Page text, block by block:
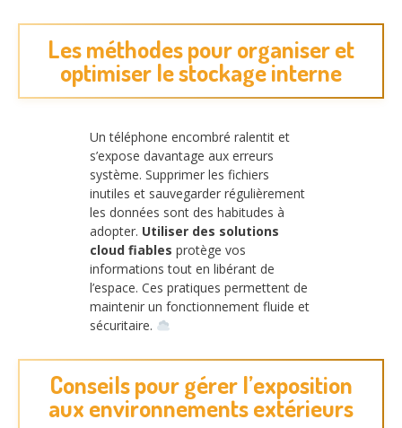
Les méthodes pour organiser et
optimiser le stockage interne
Un téléphone encombré ralentit et
s’expose davantage aux erreurs
système. Supprimer les fichiers
inutiles et sauvegarder régulièrement
les données sont des habitudes à
adopter. Utiliser des solutions
cloud fiables protège vos
informations tout en libérant de
l’espace. Ces pratiques permettent de
maintenir un fonctionnement fluide et
sécuritaire.
Conseils pour gérer l’exposition
aux environnements extérieurs